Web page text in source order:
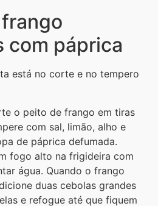
com páprica
está no corte e no tempero
o peito de frango em tiras
com sal, limão, alho e
de páprica defumada.
fogo alto na frigideira com
água. Quando o frango
duas cebolas grandes
e refogue até que fiquem